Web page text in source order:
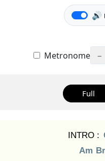
🔊
Metronome −
Full
INTRO :
Am